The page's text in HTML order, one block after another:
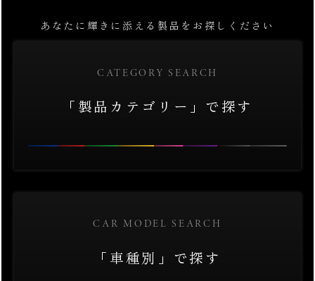
あなたに輝きに添える製品をお探しください
CATEGORY SEARCH
「製品カテゴリー」で探す
CAR MODEL SEARCH
「車種別」で探す